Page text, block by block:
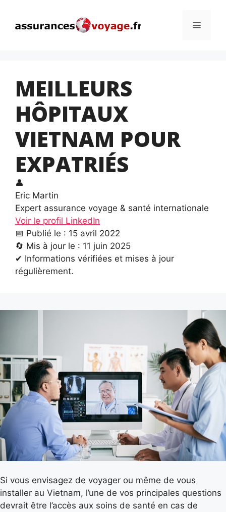
contenu
Menu
MEILLEURS
HÔPITAUX
VIETNAM POUR
EXPATRIÉS
👤
Eric Martin
Expert assurance voyage & santé internationale
Voir le profil LinkedIn
📅 Publié le : 15 avril 2022
🔄 Mis à jour le : 11 juin 2025
✔ Informations vérifiées et mises à jour
régulièrement.
Si vous envisagez de voyager ou même de vous
installer au Vietnam, l’une de vos principales questions
devrait être l’accès aux soins de santé en cas de